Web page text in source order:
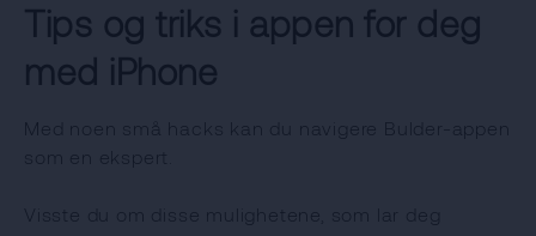
Tips og triks i appen for deg
med iPhone
Med noen små hacks kan du navigere Bulder-appen
som en ekspert.
Visste du om disse mulighetene, som lar deg